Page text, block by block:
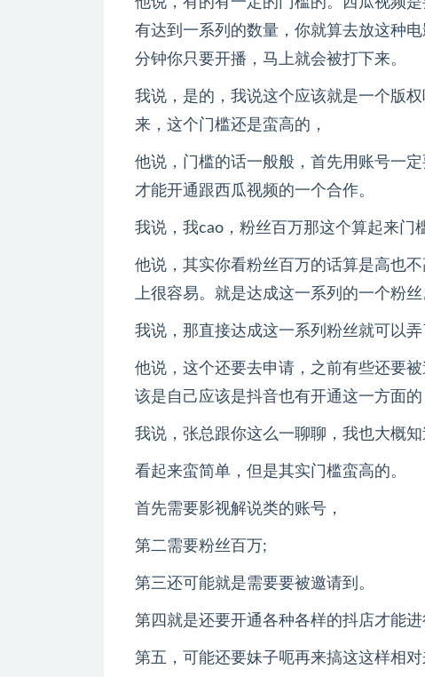
有达到一系列的数量，你就算去放这种
分钟你只要开播，马上就会被打下来。
我说，是的，我说这个应该就是一个版
来，这个门槛还是蛮高的，
他说，门槛的话一般般，首先用账号一
才能开通跟西瓜视频的一个合作。
我说，我cao，粉丝百万那这个算起来门
他说，其实你看粉丝百万的话算是高也
上很容易。就是达成这一系列的一个粉丝
我说，那直接达成这一系列粉丝就可以弄
他说，这个还要去申请，之前有些还要
该是自己应该是抖音也有开通这一方面的
我说，张总跟你这么一聊聊，我也大概
看起来蛮简单，但是其实门槛蛮高的。
首先需要影视解说类的账号，
第二需要粉丝百万;
第三还可能就是需要要被邀请到。
第四就是还要开通各种各样的抖店才能进
第五，可能还要妹子呃再来搞这这样相